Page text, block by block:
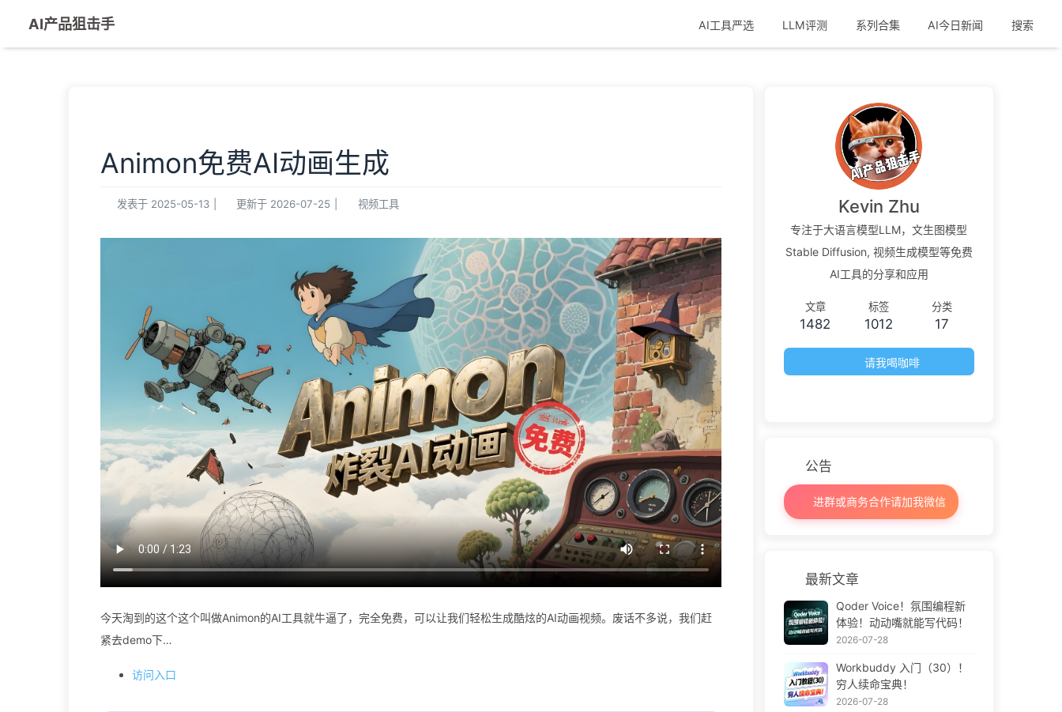
AI产品狙击手 AI工具严选 LLM评测 系列合集 AI今日新闻 搜索
Animon免费AI动画生成
发表于 2025-05-13 更新于 2026-07-25 视频工具
今天淘到的这个这个叫做Animon的AI工具就牛逼了，完全免费，可以让我们轻松生成酷炫的AI动画视频。废话不多说，我们赶
紧去demo下…
访问入口
Kevin Zhu
专注于大语言模型LLM，文生图模型
Stable Diffusion, 视频生成模型等免费
AI工具的分享和应用
文章
1482
标签
1012
分类
17
请我喝咖啡
公告
进群或商务合作请加我微信
最新文章
Qoder Voice！氛围编程新
体验！动动嘴就能写代码！
2026-07-28
Workbuddy 入门（30）！
穷人续命宝典！
2026-07-28